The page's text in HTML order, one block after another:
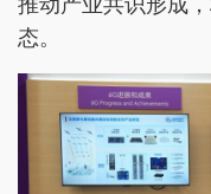
推动产业共识形成
态。